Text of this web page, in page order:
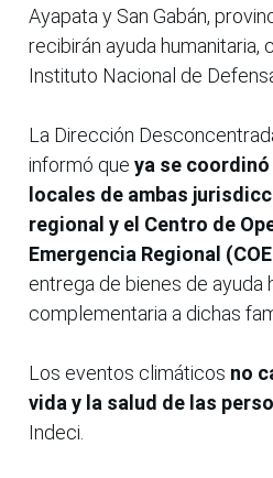
Ayapata y San Gabán,
recibirán ayuda humanitaria,
Instituto Nacional de Defensa
La Dirección
informó que ya se
locales de ambas
regional y el Centro de
Emergencia Regional
entrega de bienes de ayuda
complementaria a dichas
Los eventos climáticos no
vida y la salud de las
Indeci.